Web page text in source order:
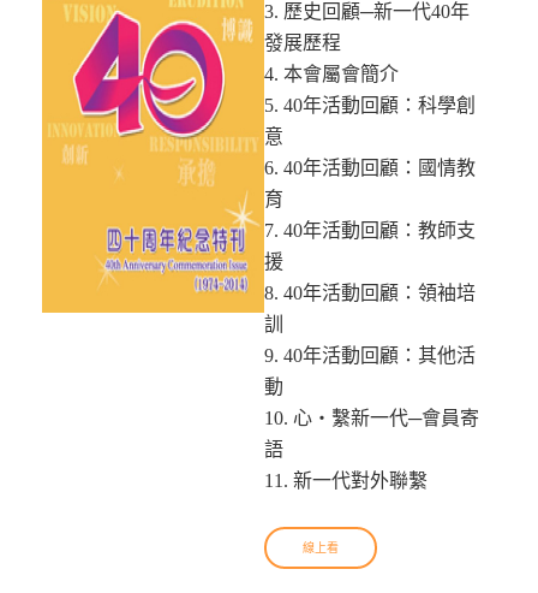
3. 歷史回顧─新一代40年
發展歷程
4. 本會屬會簡介
5. 40年活動回顧：科學創
意
6. 40年活動回顧：國情教
育
7. 40年活動回顧：教師支
援
8. 40年活動回顧：領袖培
訓
9. 40年活動回顧：其他活
動
10. 心‧繫新一代─會員寄
語
11. 新一代對外聯繫
線上看